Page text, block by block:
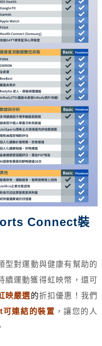
Connect裝
型對運動與健康有幫助的
續運動獲得虹映幣，還可
映嚴選的折扣優惠！我們
連結的裝置 ，讓您的人